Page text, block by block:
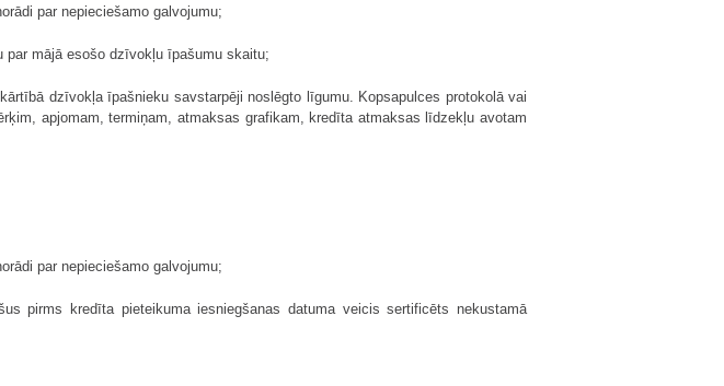
par nepieciešamo galvojumu;
par mājā esošo dzīvokļu īpašumu skaitu;
dzīvokļa īpašnieku savstarpēji noslēgto līgumu. Kopsapulces protokolā vai
apjomam, termiņam, atmaksas grafikam, kredīta atmaksas līdzekļu avotam
par nepieciešamo galvojumu;
pirms kredīta pieteikuma iesniegšanas datuma veicis sertificēts nekustamā